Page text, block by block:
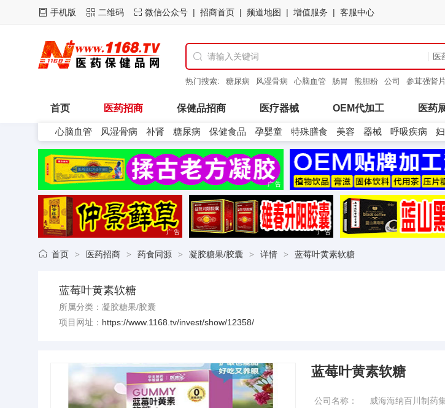
手机版 二维码  微信公众号 招商首页 频道地图 增值服务 客服中心
热门搜索: 糖尿病 风湿骨病 心脑血管 肠胃 熊胆粉 公司 参茸强肾
首页 医药招商 保健品招商 医疗器械 OEM代加工 医药
医药企业
心脑血管 风湿骨病 补肾 糖尿病 保健食品 孕婴童 特殊膳食 美容 器械 呼吸疾病
广告
广告 广告
首页 > 医药招商 > 药食同源 > 凝胶糖果/胶囊 > 详情 > 蓝莓叶黄素软糖
蓝莓叶黄素软糖
所属分类：凝胶糖果/胶囊
项目网址： https://www.1168.tv/invest/show/12358/
蓝莓叶黄素软糖
公司名称： 威海海纳百川制药